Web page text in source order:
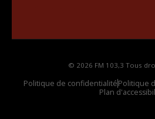
© 2026 FM 103,3 Tous
Politique de confidentialitéPolitique
Plan